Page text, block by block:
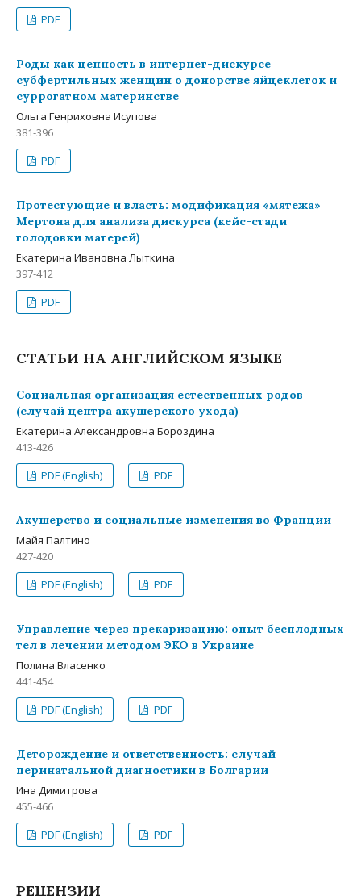
PDF
Роды как ценность в интернет-дискурсе
субфертильных женщин о донорстве яйцеклеток и
суррогатном материнстве
Ольга Генриховна Исупова
381-396
PDF
Протестующие и власть: модификация «мятежа»
Мертона для анализа дискурса (кейс-стади
голодовки матерей)
Екатерина Ивановна Лыткина
397-412
PDF
СТАТЬИ НА АНГЛИЙСКОМ ЯЗЫКЕ
Социальная организация естественных родов
(случай центра акушерского ухода)
Екатерина Александровна Бороздина
413-426
PDF (English)
PDF
Акушерство и социальные изменения во Франции
Майя Палтино
427-420
PDF (English)
PDF
Управление через прекаризацию: опыт бесплодных
тел в лечении методом ЭКО в Украине
Полина Власенко
441-454
PDF (English)
PDF
Деторождение и ответственность: случай
перинатальной диагностики в Болгарии
Ина Димитрова
455-466
PDF (English)
PDF
РЕЦЕНЗИИ